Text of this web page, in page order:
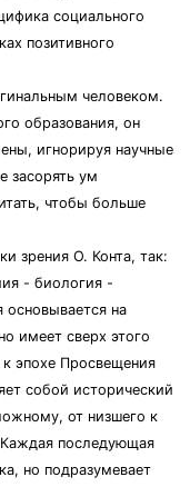
социального
позитивного
человеком.
образования, он
игнорируя научные
засорять ум
чтобы больше
зрения О. Конта, так:
- биология -
основывается на
имеет сверх этого
эпохе Просвещения
собой исторический
от низшего к
последующая
но подразумевает